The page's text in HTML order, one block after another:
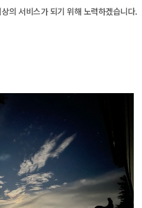
의 서비스가 되기 위해 노력하겠습니다.